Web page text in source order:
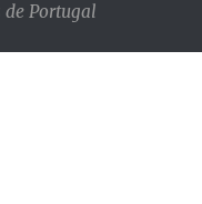
de Portugal